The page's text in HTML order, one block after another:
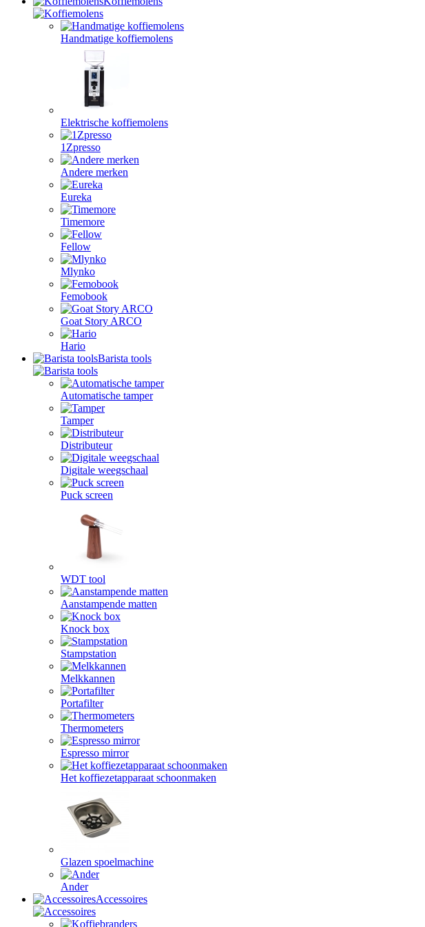
Handmatige koffiemolens
Elektrische koffiemolens
1Zpresso
Andere merken
Eureka
Timemore
Fellow
Mlynko
Femobook
Goat Story ARCO
Hario
Barista tools
Automatische tamper
Tamper
Distributeur
Digitale weegschaal
Puck screen
WDT tool
Aanstampende matten
Knock box
Stampstation
Melkkannen
Portafilter
Thermometers
Espresso mirror
Het koffiezetapparaat schoonmaken
Glazen spoelmachine
Ander
Accessoires